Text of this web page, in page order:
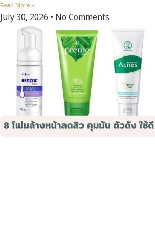
Read More »
July 30, 2026 No Comments